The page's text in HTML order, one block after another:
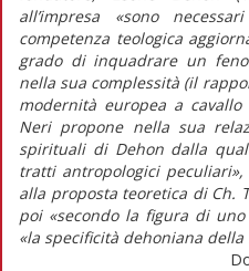
all’impresa «sono
competenza teologica
grado di inquadrare un
nella sua complessità (il
modernità europea a cavallo
Neri propone nella sua
spirituali di Dehon dalla
tratti antropologici
alla proposta teoretica di Ch.
poi «secondo la figura di
«la specificità dehoniana della